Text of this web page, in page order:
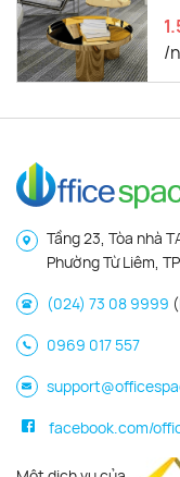
/
Tầng 23, Tòa nhà
Phường Từ Liêm,
(024) 73 08 9999
0969 017 557
facebook.com/